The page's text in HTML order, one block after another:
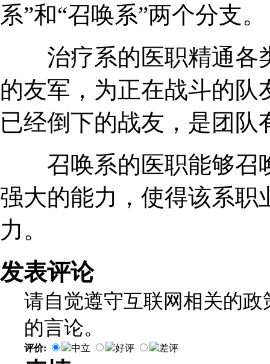
系”和“召唤系”两个分支。
治疗系的医职精通各
的友军，为正在战斗的
已经倒下的战友，是团队
召唤系的医职能够召
强大的能力，使得该系职
力。
发表评论
请自觉遵守互联网相关的
的言论。
评价: 中立 好评 差评